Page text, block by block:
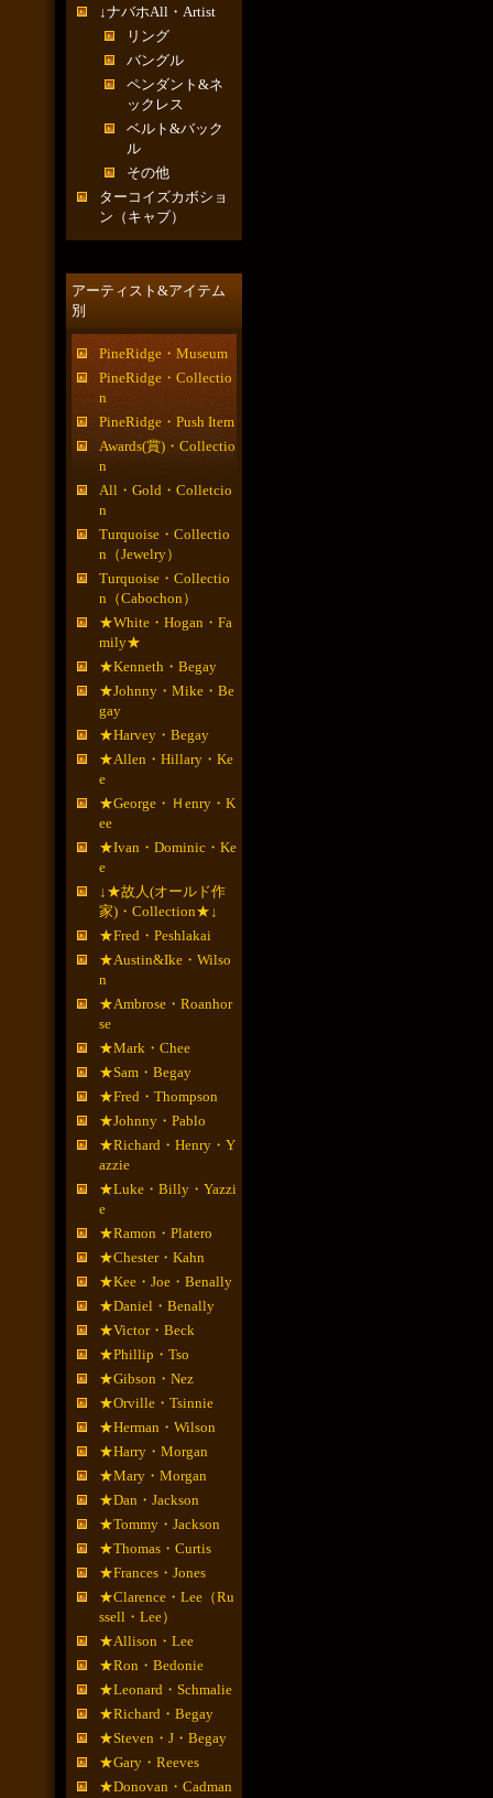
↓ナバホAll・Artist
リング
バングル
ペンダント&ネ
ックレス
ベルト&バック
ル
その他
ターコイズカボショ
ン（キャブ）
アーティスト&アイテム
別
PineRidge・Museum
PineRidge・Collectio
n
PineRidge・Push Item
Awards(賞)・Collectio
n
All・Gold・Colletcio
n
Turquoise・Collectio
n（Jewelry）
Turquoise・Collectio
n（Cabochon）
★White・Hogan・Fa
mily★
★Kenneth・Begay
★Johnny・Mike・Be
gay
★Harvey・Begay
★Allen・Hillary・Ke
e
★George・Ｈenry・K
ee
★Ivan・Dominic・Ke
e
↓★故人(オールド作
家)・Collection★↓
★Fred・Peshlakai
★Austin&Ike・Wilso
n
★Ambrose・Roanhor
se
★Mark・Chee
★Sam・Begay
★Fred・Thompson
★Johnny・Pablo
★Richard・Henry・Y
azzie
★Luke・Billy・Yazzi
e
★Ramon・Platero
★Chester・Kahn
★Kee・Joe・Benally
★Daniel・Benally
★Victor・Beck
★Phillip・Tso
★Gibson・Nez
★Orville・Tsinnie
★Herman・Wilson
★Harry・Morgan
★Mary・Morgan
★Dan・Jackson
★Tommy・Jackson
★Thomas・Curtis
★Frances・Jones
★Clarence・Lee（Ru
ssell・Lee）
★Allison・Lee
★Ron・Bedonie
★Leonard・Schmalie
★Richard・Begay
★Steven・J・Begay
★Gary・Reeves
★Donovan・Cadman